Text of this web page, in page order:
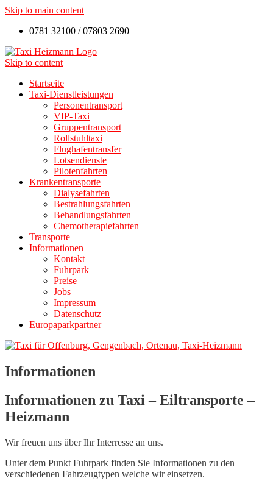
Skip to main content
0781 32100 / 07803 2690
Skip to content
Startseite
Taxi-Dienstleistungen
Personentransport
VIP-Taxi
Gruppentransport
Rollstuhltaxi
Flughafentransfer
Lotsendienste
Pilotenfahrten
Krankentransporte
Dialysefahrten
Bestrahlungsfahrten
Behandlungsfahrten
Chemotherapiefahrten
Transporte
Informationen
Kontakt
Fuhrpark
Preise
Jobs
Impressum
Datenschutz
Europaparkpartner
Informationen
Informationen zu Taxi – Eiltransporte –
Heizmann
Wir freuen uns über Ihr Interresse an uns.
Unter dem Punkt Fuhrpark finden Sie Informationen zu den
verschiedenen Fahrzeugtypen welche wir einsetzen.